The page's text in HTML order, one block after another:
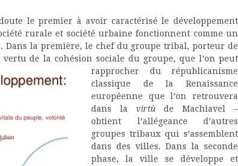
le premier à avoir caractérisé le développement
rurale et société urbaine fonctionnent comme un
Dans la première, le chef du groupe tribal, porteur de
vertu de la cohésion sociale du groupe, que l’on peut
rapprocher du républicanisme
classique de la Renaissance
européenne que l’on retrouvera
dans la virtù de Machiavel –
obtient l’allégeance d’autres
groupes tribaux qui s’assemblent
dans des villes. Dans la seconde
phase, la ville se développe et